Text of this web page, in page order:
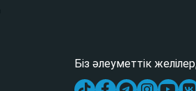
Біз әлеуметтік